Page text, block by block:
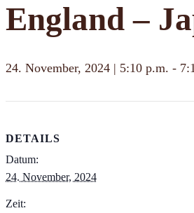
England –
24. November, 2024 | 5:10 p.m. -
DETAILS
Datum:
24. November, 2024
Zeit: